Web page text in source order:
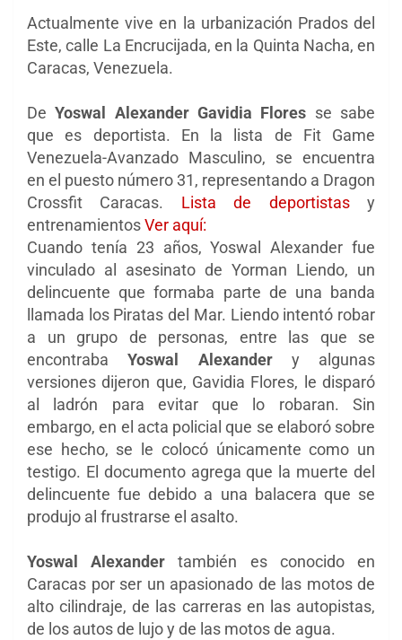
Actualmente vive en la urbanización Prados del
Este, calle La Encrucijada, en la Quinta Nacha, en
Caracas, Venezuela.
DeYoswal Alexander Gavidia Flores se sabe
que es deportista. En la lista de Fit Game
Venezuela-Avanzado Masculino, se encuentra
en el puesto número 31, representando a Dragon
Crossfit Caracas. Lista de deportistasy
entrenamientosVer aquí:
Cuando tenía 23 años, Yoswal Alexander fue
vinculado al asesinato de Yorman Liendo, un
delincuente que formaba parte de una banda
llamada los Piratas del Mar. Liendo intentó robar
a un grupo de personas, entre las que se
encontrabaYoswal Alexandery algunas
versiones dijeron que, Gavidia Flores, le disparó
al ladrón para evitar que lo robaran. Sin
embargo, en el acta policial que se elaboró sobre
ese hecho, se le colocó únicamente como un
testigo. El documento agrega que la muerte del
delincuente fue debido a una balacera que se
produjo al frustrarse el asalto.
Yoswal Alexander también es conocido en
Caracas por ser un apasionado de las motos de
alto cilindraje, de las carreras en las autopistas,
de los autos de lujo y de las motos de agua.